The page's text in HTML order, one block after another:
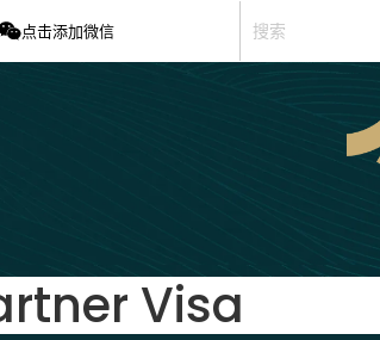
点击添加微信
Visa